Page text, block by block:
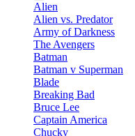
Alien
Alien vs. Predator
Army of Darkness
The Avengers
Batman
Batman v Superman
Blade
Breaking Bad
Bruce Lee
Captain America
Chucky